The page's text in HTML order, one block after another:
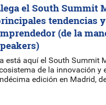
el South Summit
tendencias
(de la
está aquí el South Summit
de la innovación y
edición en Madrid,